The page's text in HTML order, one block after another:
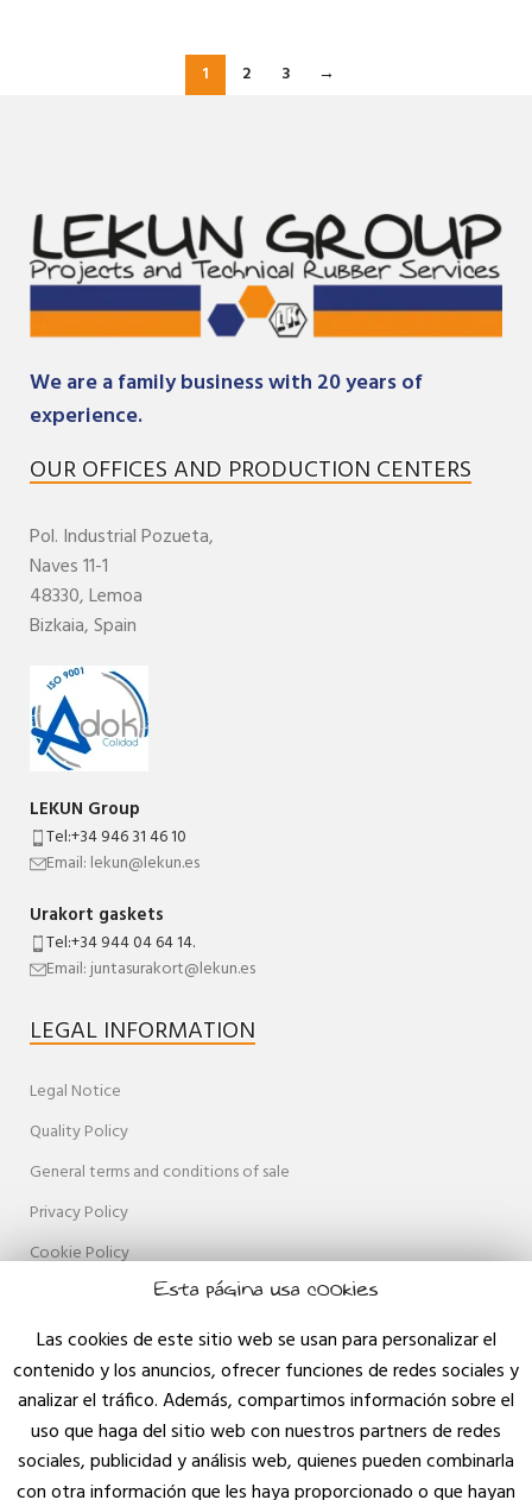
1 2 3 →
We are a family business with 20 years of
experience.
OUR OFFICES AND PRODUCTION CENTERS
Pol. IndustrialPozueta,
Naves 11-1
48330,Lemoa
Bizkaia,Spain
LEKUN Group
Tel:+34 946 31 46 10
Email: lekun@lekun.es
Urakort gaskets
Tel:+34 944 04 64 14.
Email: juntasurakort@lekun.es
LEGAL INFORMATION
Legal Notice
Quality Policy
General terms and conditions of sale
Privacy Policy
Cookie Policy
Site Map
Contact
Blog
Esta página usa cookies
Las cookies de este sitio web se usan para personalizar el
contenido y los anuncios, ofrecer funciones de redes sociales y
analizar el tráfico. Además, compartimos información sobre el
uso que haga del sitio web con nuestros partners de redes
sociales, publicidad y análisis web, quienes pueden combinarla
con otra información que les haya proporcionado o que hayan